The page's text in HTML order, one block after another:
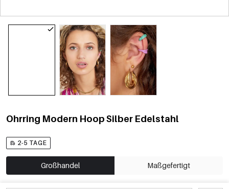
Ohrring Modern Hoop Silber Edelstahl
2-5 TAGE
Großhandel Maßgefertigt